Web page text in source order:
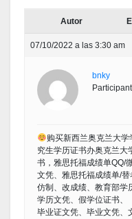
Autor
07/10/2022 a las 3:30 am
bnky
购买新西兰奥克兰大
究生学历证书办奥克兰大
书，雅思托福成绩单QQ/
文凭、雅思托福成绩单/
仿制、改成绩、教育部学
学历文凭、假学位证书、
毕业证文凭、毕业文凭、